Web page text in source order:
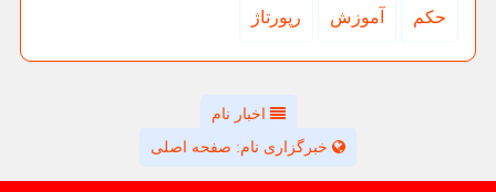
حكم آموزش رپورتاژ
اخبار نام
خبرگزاری نام: صفحه اصلی